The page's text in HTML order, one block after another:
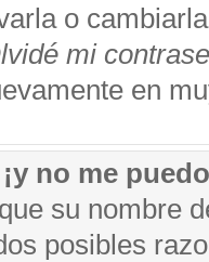
o
mi
en
no me
su nombre
posibles